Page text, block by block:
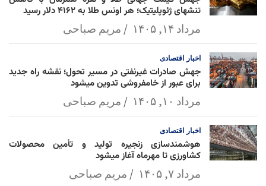
تنشهای ژئوپلیتیک؛ هر اونس طلا به ۴۱۶۲ دلار رسید
مرداد ۱۴, ۱۴۰۵ مریم صباحی
اخبار اقتصادی
جهش صادرات غیرنفتی در مسیر تحول؛ نقشه راه جدید
برای عبور از خامفروشی تدوین میشود
مرداد ۱۰, ۱۴۰۵ مریم صباحی
اخبار اقتصادی
هوشمندسازی زنجیره تولید و تأمین محصولات
کشاورزی تا مهرماه آغاز میشود
مرداد ۷, ۱۴۰۵ مریم صباحی